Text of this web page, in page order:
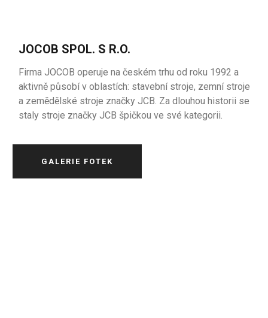
JOCOB SPOL. S R.O.
Firma JOCOB operuje na českém trhu od roku 1992 a
aktivně působí v oblastích: stavební stroje, zemní stroje
a zemědělské stroje značky JCB. Za dlouhou historii se
staly stroje značky JCB špičkou ve své kategorii.
GALERIE FOTEK